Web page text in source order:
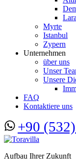
Lara
Myrte
Istanbul
Zypern
Unternehmen
über uns
Unser
Unsere
FAQ
Kontaktiere uns
+90
Aufbau Ihrer Zukunft